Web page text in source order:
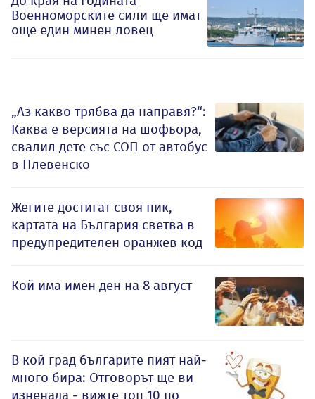
Военноморските сили ще имат
още един минен ловец
„Аз какво трябва да направя?“:
Каква е версията на шофьора,
свалил дете със СОП от автобус
в Плевенско
Жегите достигат своя пик,
картата на България светва в
предупредителен оранжев код
Кой има имен ден на 8 август
В кой град българите пият най-
много бира: Отговорът ще ви
изненада - вижте топ 10 по